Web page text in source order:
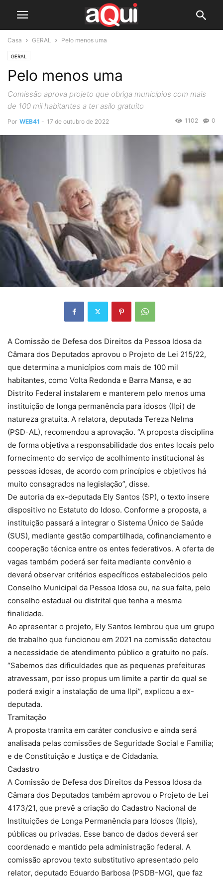
Casa GERAL Pelo menos uma
GERAL
Pelo menos uma
Comissão aprova projeto que obriga municípios com mais
de 100 mil habitantes a ter asilo gratuito
Por WEB41 - 17 de outubro de 2022 0
1102
A Comissão de Defesa dos Direitos da Pessoa Idosa da
Câmara dos Deputados aprovou o Projeto de Lei 215/22,
que determina a municípios com mais de 100 mil
habitantes, como Volta Redonda e Barra Mansa, e ao
Distrito Federal instalarem e manterem pelo menos uma
instituição de longa permanência para idosos (Ilpi) de
natureza gratuita. A relatora, deputada Tereza Nelma
(PSD-AL), recomendou a aprovação. “A proposta disciplina
de forma objetiva a responsabilidade dos entes locais pelo
fornecimento do serviço de acolhimento institucional às
pessoas idosas, de acordo com princípios e objetivos há
muito consagrados na legislação”, disse.
De autoria da ex-deputada Ely Santos (SP), o texto insere
dispositivo no Estatuto do Idoso. Conforme a proposta, a
instituição passará a integrar o Sistema Único de Saúde
(SUS), mediante gestão compartilhada, cofinanciamento e
cooperação técnica entre os entes federativos. A oferta de
vagas também poderá ser feita mediante convênio e
deverá observar critérios específicos estabelecidos pelo
Conselho Municipal da Pessoa Idosa ou, na sua falta, pelo
conselho estadual ou distrital que tenha a mesma
finalidade.
Ao apresentar o projeto, Ely Santos lembrou que um grupo
de trabalho que funcionou em 2021 na comissão detectou
a necessidade de atendimento público e gratuito no país.
“Sabemos das dificuldades que as pequenas prefeituras
atravessam, por isso propus um limite a partir do qual se
poderá exigir a instalação de uma Ilpi”, explicou a ex-
deputada.
Tramitação
A proposta tramita em caráter conclusivo e ainda será
analisada pelas comissões de Seguridade Social e Família;
e de Constituição e Justiça e de Cidadania.
Cadastro
A Comissão de Defesa dos Direitos da Pessoa Idosa da
Câmara dos Deputados também aprovou o Projeto de Lei
4173/21, que prevê a criação do Cadastro Nacional de
Instituições de Longa Permanência para Idosos (Ilpis),
públicas ou privadas. Esse banco de dados deverá ser
coordenado e mantido pela administração federal. A
comissão aprovou texto substitutivo apresentado pelo
relator, deputado Eduardo Barbosa (PSDB-MG), que faz